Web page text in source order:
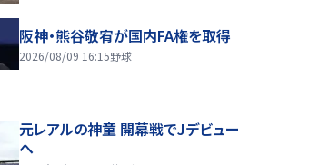
阪神・熊谷敬宥が国内FA権を取得
2026/08/09 16:15野球
元レアルの神童 開幕戦でJデビュー
へ